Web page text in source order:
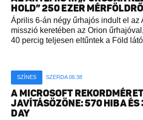
HOLD” 250 EZER
Április 6-án négy űrhajós indult el az
misszió keretében az Orion
40 percig teljesen eltűntek a Föld
SZÍNES SZERDA 06:38
A MICROSOFT
JAVÍTÁSÖZÖNE: 570 HIBA ÉS
DAY